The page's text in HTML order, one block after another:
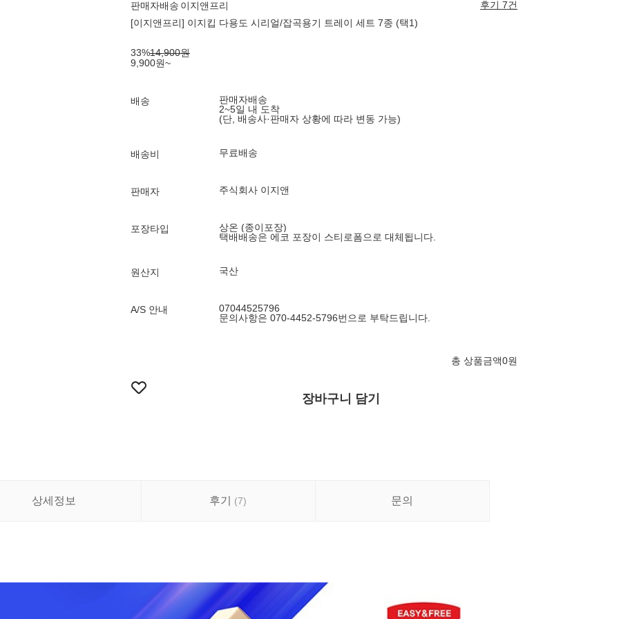
판매자배송 이지앤프리
후기 7건
[이지앤프리] 이지킵 다용도 시리얼/잡곡용기 트레이 세트 7종 (택1)
33%14,900원
9,900원~
배송
판매자배송
2~5일 내 도착
(단, 배송사·판매자 상황에 따라 변동 가능)
배송비 무료배송
판매자 주식회사 이지앤
포장타입
상온 (종이포장)
택배배송은 에코 포장이 스티로폼으로 대체됩니다.
원산지 국산
A/S 안내
07044525796
문의사항은 070-4452-5796번으로 부탁드립니다.
총 상품금액0원
장바구니 담기
상세정보 후기 (7) 문의